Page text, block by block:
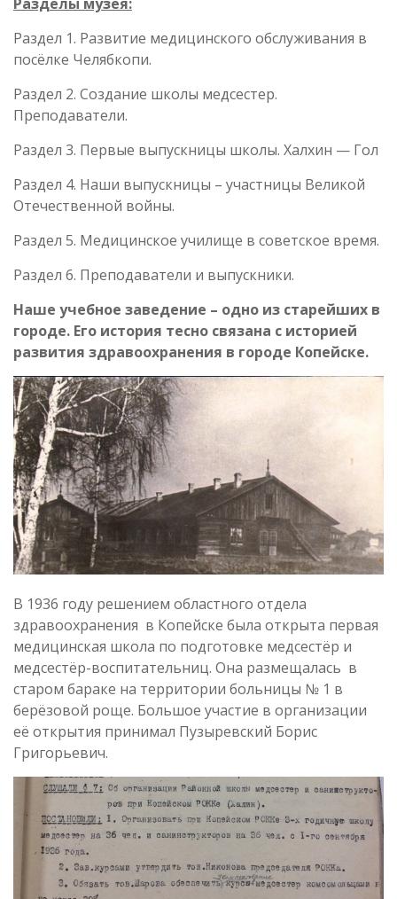
Раздел 1. Развитие медицинского обслуживания в
посёлке Челябкопи.
Раздел 2. Создание школы медсестер.
Преподаватели.
Раздел 3. Первые выпускницы школы. Халхин — Гол
Раздел 4. Наши выпускницы – участницы Великой
Отечественной войны.
Раздел 5. Медицинское училище в советское время.
Раздел 6. Преподаватели и выпускники.
Наше учебное заведение – одно из старейших в
городе. Его история тесно связана с историей
развития здравоохранения в городе Копейске.
В 1936 году решением областного отдела
здравоохранения в Копейске была открыта первая
медицинская школа по подготовке медсестёр и
медсестёр-воспитательниц. Она размещалась в
старом бараке на территории больницы № 1 в
берёзовой роще. Большое участие в организации
её открытия принимал Пузыревский Борис
Григорьевич.